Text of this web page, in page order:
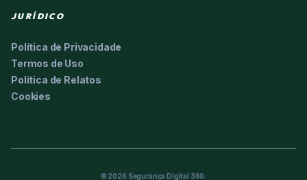
JURÍDICO
Política de Privacidade
Termos de Uso
Política de Relatos
Cookies
© 2026 Segurança Digital 360.